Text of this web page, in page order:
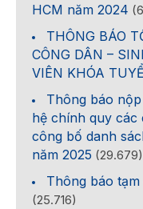
HCM năm 2024
THÔNG BÁO
CÔNG DÂN –
VIÊN KHÓA
Thông báo
hệ chính quy
công bố danh
năm 2025 (29.679)
Thông báo
(25.716)